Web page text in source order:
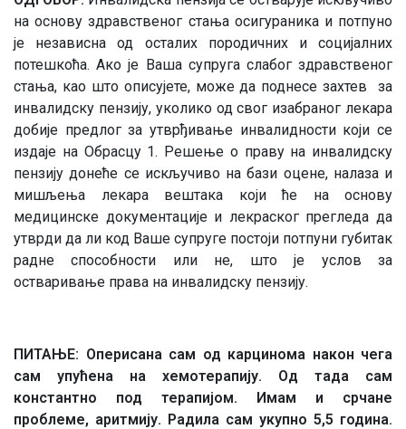
на основу здравственог стања осигураника и потпуно
је независна од осталих породичних и социјалних
потешкоћа. Ако je Ваша супруга слабог здравственог
стања, као што описујете, може да поднесе захтев за
инвалидску пензију, уколико од свог изабраног лекара
добије предлог за утврђивање инвалидности који се
издаје на Обрасцу 1. Решење о праву на инвалидску
пензију донеће се искључиво на бази оцене, налаза и
мишљења лекара вештака који ће на основу
медицинске документације и лекраског прегледа да
утврди да ли код Ваше супруге постоји потпуни губитак
радне способности или не, што је услов за
остваривање права на инвалидску пензију.
ПИТАЊЕ: Оперисана сам од карцинома након чега
сам упућена на хемотерапију. Од тада сам
константно под терапијом. Имам и срчане
проблеме, аритмију. Радила сам укупно 5,5 година.